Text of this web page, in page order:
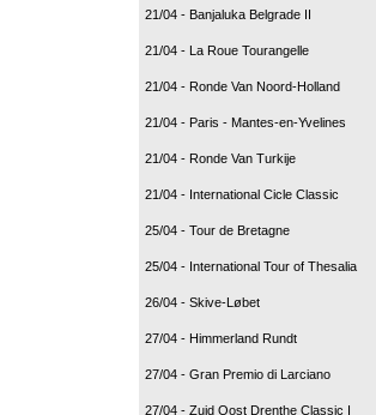
21/04 - Banjaluka Belgrade II
21/04 - La Roue Tourangelle
21/04 - Ronde Van Noord-Holland
21/04 - Paris - Mantes-en-Yvelines
21/04 - Ronde Van Turkije
21/04 - International Cicle Classic
25/04 - Tour de Bretagne
25/04 - International Tour of Thesalia
26/04 - Skive-Løbet
27/04 - Himmerland Rundt
27/04 - Gran Premio di Larciano
27/04 - Zuid Oost Drenthe Classic I